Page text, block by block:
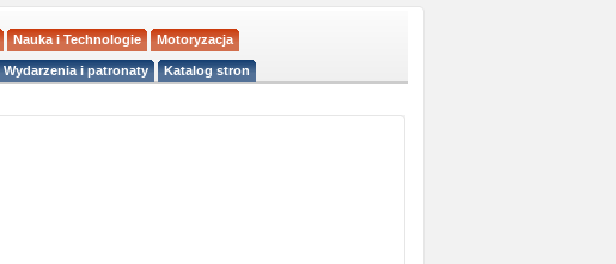
Nauka i Technologie Motoryzacja
Wydarzenia i patronaty Katalog stron